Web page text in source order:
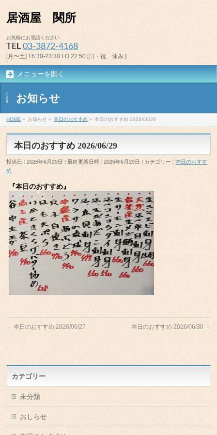
居酒屋 関所
お気軽にお電話ください
TEL03-3872-4168
[月〜土] 16:30-23:30 LO 22:50 [日・祝 休み ]
メニューを開く
お知らせ
HOME » お知らせ » 本日のおすすめ » 本日のおすすめ 2026/06/29
本日のおすすめ 2026/06/29
投稿日 : 2026年6月29日 最終更新日時 : 2026年6月29日 カテゴリー :本日のおすす
め
『本日のおすすめ』
← 本日のおすすめ 2026/06/27 本日のおすすめ 2026/06/30 →
カテゴリー
未分類
おしらせ